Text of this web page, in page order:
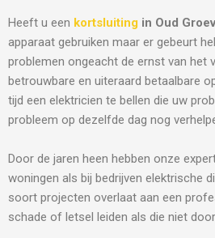
Heeft u een kortsluiting in Oud
apparaat gebruiken maar er gebeurt
problemen ongeacht de ernst van het
betrouwbare en uiteraard betaalbare
tijd een elektricien te bellen die uw
probleem op dezelfde dag nog
Door de jaren heen hebben onze
woningen als bij bedrijven elektrische
soort projecten overlaat aan een
schade of letsel leiden als die niet